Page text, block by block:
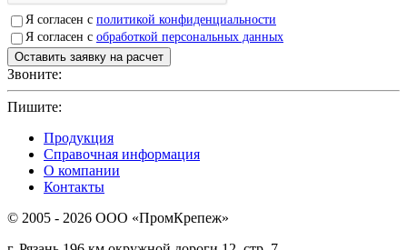
Я согласен с политикой конфиденциальности
Я согласен с обработкой персональных данных
Звоните:
Пишите:
Продукция
Справочная информация
О компании
Контакты
© 2005 - 2026 OOO «ПромКрепеж»